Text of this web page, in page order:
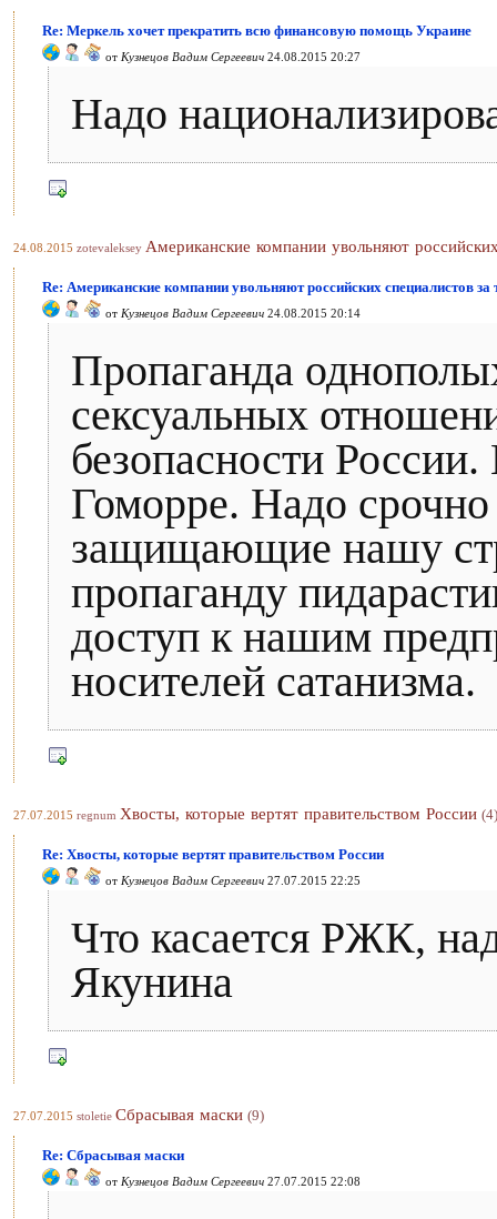
Re: Меркель хочет прекратить всю финансовую помощь Украине
от Кузнецов Вадим Сергеевич 24.08.2015 20:27
Надо
24.08.2015 zotevaleksey Американские компании увольняют
Re: Американские компании увольняют российских специалистов
от Кузнецов Вадим Сергеевич 24.08.2015 20:14
Пропаганда
сексуальных
безопасности
Гоморре. Надо
защищающие нашу
пропаганду
доступ к нашим
носителей сатанизма.
27.07.2015 regnum Хвосты, которые вертят правительством России (4)
Re: Хвосты, которые вертят правительством России
от Кузнецов Вадим Сергеевич 27.07.2015 22:25
Что касается PЖК,
Якунина
27.07.2015 stoletie Сбрасывая маски (9)
Re: Сбрасывая маски
от Кузнецов Вадим Сергеевич 27.07.2015 22:08